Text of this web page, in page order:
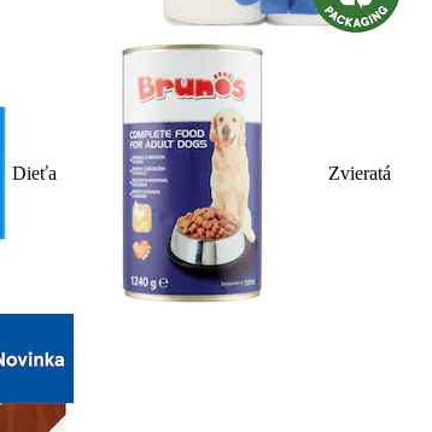
Dieťa Zvieratá